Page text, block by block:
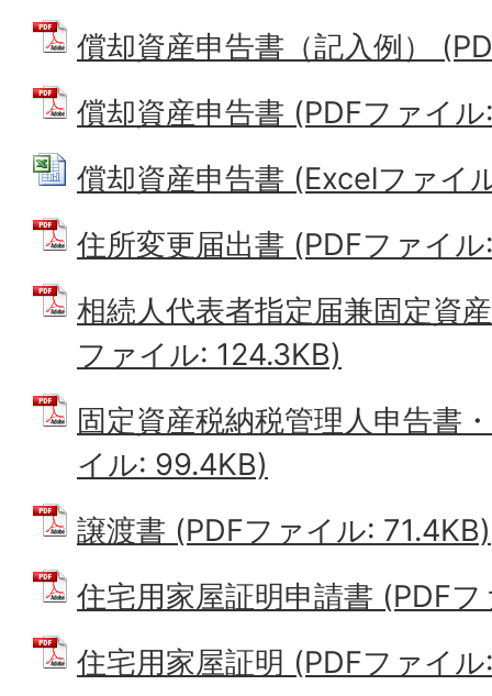
償却資産申告書（記入例）
償却資産申告書 (PDFファイ
償却資産申告書 (Excelファイ
住所変更届出書 (PDFファイ
相続人代表者指定届兼固定資
ファイル: 124.3KB)
固定資産税納税管理人申告書
イル: 99.4KB)
譲渡書 (PDFファイル: 71.4KB)
住宅用家屋証明申請書 (PDF
住宅用家屋証明 (PDFファイル